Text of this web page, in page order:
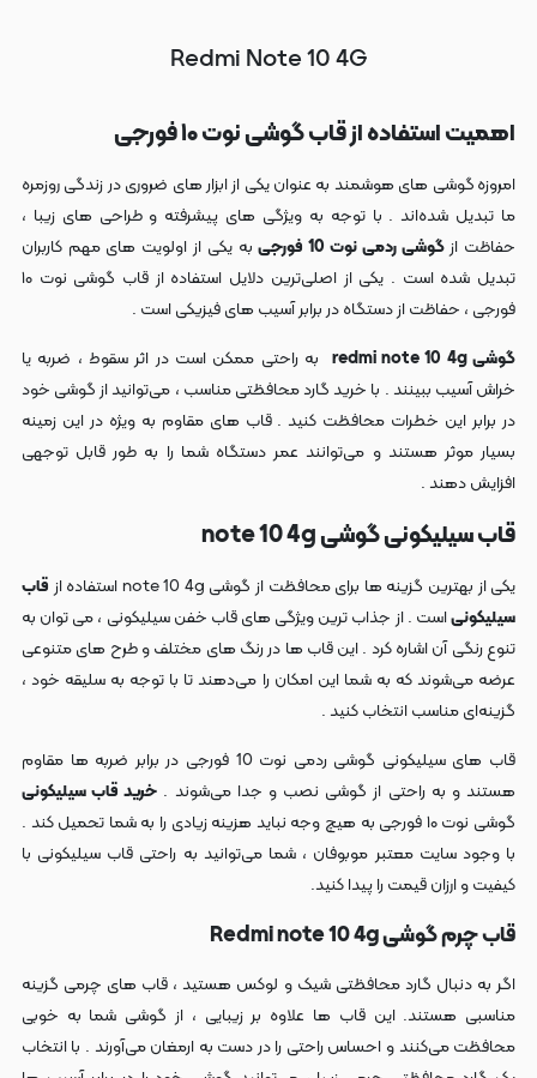
Redmi Note 10 4G
اهمیت استفاده از قاب گوشی نوت ۱۰ فورجی
امروزهگوشی‌ های هوشمند به عنوان یکی از ابزار های ضروری در زندگی روزمره
ما تبدیل شده‌اند . با توجه به ویژگی‌ های پیشرفته و طراحی‌ های زیبا ،
حفاظت ازگوشی ردمی نوت 10 فورجی
به یکی از اولویت‌ های مهم کاربران
تبدیل شده است . یکی از اصلی‌ترین دلایل استفاده از قاب گوشی نوت ۱۰
فورجی ، حفاظت از دستگاه در برابر آسیب‌ های فیزیکی است .
گوشی redmi note 10 4g
به راحتی ممکن است در اثر سقوط ، ضربه یا
خراش آسیب ببینند . با خرید گارد محافظتی مناسب ، می‌توانید از گوشی خود
در برابر این خطرات محافظت کنید . قاب‌ های مقاوم به ویژه در این زمینه
بسیار موثر هستند و می‌توانند عمر دستگاه شما را به طور قابل توجهی
افزایش دهند .
قاب سیلیکونی گوشی note 10 4g
یکی از بهترین گزینه‌ ها برای محافظت از گوشی note 10 4g استفاده از
قاب
سیلیکونیاست . از جذاب‌ ترین ویژگی‌ های قاب خفن سیلیکونی ، می توان به
تنوع رنگی آن اشاره کرد . این قاب‌ ها در رنگ‌ های مختلف و طرح های متنوعی
عرضه می‌شوند که به شما این امکان را می‌دهند تا با توجه به سلیقه خود ،
گزینه‌ای مناسب انتخاب کنید .
قاب های سیلیکونی گوشی ردمی نوت 10 فورجی در برابر ضربه‌ ها مقاوم
هستند و به راحتی از گوشی نصب و جدا می‌شوند . خرید قاب سیلیکونی
گوشی نوت ۱۰ فورجی به هیچ وجه نباید هزینه زیادی را به شما تحمیل کند .
با وجود سایت‌ معتبر موبوفان ، شما می‌توانید به راحتی قاب‌ سیلیکونی با
کیفیت و ارزان قیمت را پیدا کنید.
قاب چرم گوشی Redmi note 10 4g
اگر به دنبال گارد محافظتی شیک و لوکس هستید ، قاب‌ های چرمی گزینه
مناسبی هستند. این قاب‌ ها علاوه بر زیبایی ، از گوشی شما به خوبی
محافظت می‌کنند و احساس راحتی را در دست به ارمغان می‌آورند . با انتخاب